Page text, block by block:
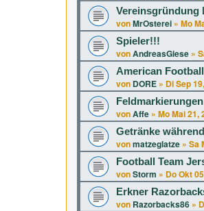
Vereinsgründung
vonMrOsterei » Mo
Spieler!!!
vonAndreasGiese »
American
von DORE » Di Sep
Feldmarkierungen
vonAffe » Mo Mai 21,
Getränke
vonmatzeglatze » Sa
Football Team
vonStorm » Do Okt
Erkner
von Razorbacks86 »